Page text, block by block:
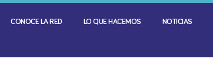
CONOCE LA RED LO QUE HACEMOS NOTICIAS